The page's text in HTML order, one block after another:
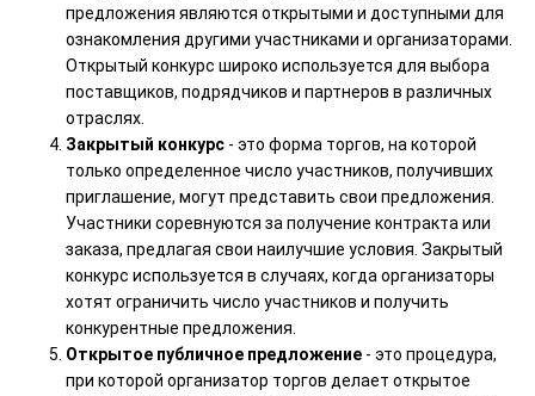
предложения являются открытыми и доступными для
ознакомления другими участниками и организаторами.
Открытый конкурс широко используется для выбора
поставщиков, подрядчиков и партнеров в различных
отраслях.
Закрытый конкурс - это форма торгов, на которой
только определенное число участников, получивших
приглашение, могут представить свои предложения.
Участники соревнуются за получение контракта или
заказа, предлагая свои наилучшие условия. Закрытый
конкурс используется в случаях, когда организаторы
хотят ограничить число участников и получить
конкурентные предложения.
Открытое публичное предложение - это процедура,
при которой организатор торгов делает открытое